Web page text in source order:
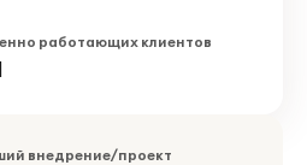
работающих клиентов
внедрение/проект